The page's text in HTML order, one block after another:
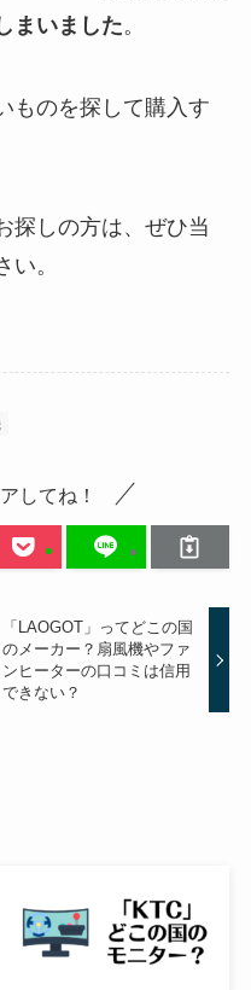
まいました。
ものを探して購入す
探しの方は、ぜひ当
。
してね！
「LAOGOT」ってどこの国
のメーカー？扇風機やファ
ンヒーターの口コミは信用
できない？